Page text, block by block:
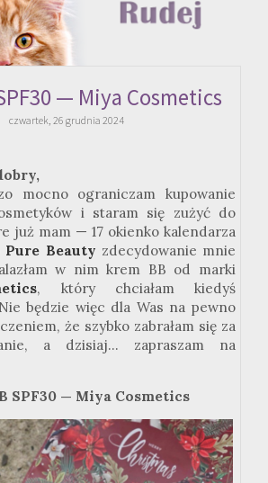
— Miya Cosmetics
czwartek, 26 grudnia 2024
mocno ograniczam kupowanie
i staram się zużyć do
już mam — 17 okienko kalendarza
Pure Beauty zdecydowanie mnie
w nim krem BB od marki
, który chciałam kiedyś
będzie więc dla Was na pewno
że szybko zabrałam się za
a dzisiaj... zapraszam na
SPF30 — Miya Cosmetics